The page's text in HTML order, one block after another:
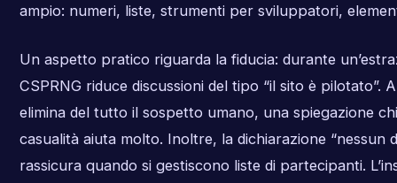
ampio: numeri, liste, strumenti per sviluppatori,
Un aspetto pratico riguarda la fiducia: durante
CSPRNG riduce discussioni del tipo “il sito è pilotato”.
elimina del tutto il sospetto umano, una spiegazione
casualità aiuta molto. Inoltre, la dichiarazione “nessun
rassicura quando si gestiscono liste di partecipanti.